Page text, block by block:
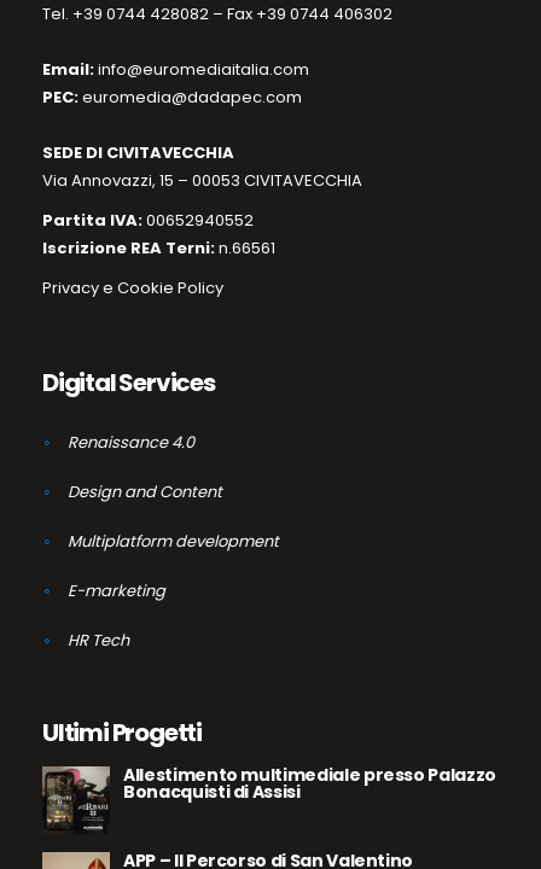
Tel. +39 0744 428082 – Fax +39 0744 406302
Email:info@euromediaitalia.com
PEC:euromedia@dadapec.com
SEDE DI CIVITAVECCHIA
Via Annovazzi, 15 – 00053 CIVITAVECCHIA
Partita IVA:00652940552
Iscrizione REA Terni:n.66561
Privacy e Cookie Policy
Digital Services
Renaissance 4.0
Design and Content
Multiplatform development
E-marketing
HR Tech
Ultimi Progetti
Allestimento multimediale presso Palazzo
Bonacquisti di Assisi
APP – Il Percorso di San Valentino